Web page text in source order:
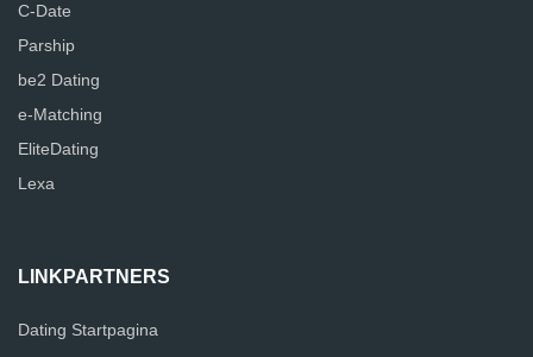
C-Date
Parship
be2 Dating
e-Matching
EliteDating
Lexa
LINKPARTNERS
Dating Startpagina